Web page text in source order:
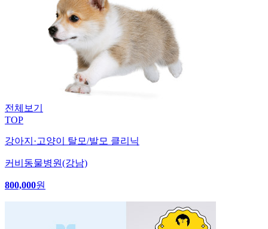
전체보기
TOP
강아지·고양이 탈모/발모 클리닉
커비동물병원(강남)
800,000원